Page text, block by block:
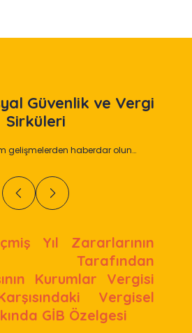
Güvenlik ve Vergi
Sirküleri
gelişmelerden haberdar olun…
Yıl Zararlarının
Tarafından
Kurumlar Vergisi
Vergisel
GİB Özelgesi